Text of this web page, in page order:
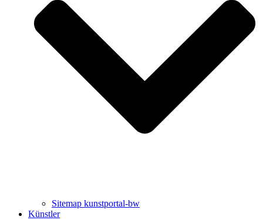
Uli Rothfuss
Harald Schwiers
Sitemap kunstportal-bw
Künstler